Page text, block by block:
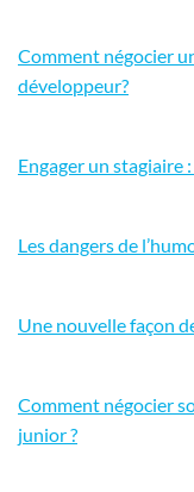
Comment négocier
développeur?
Engager un stagiaire
Les dangers de
Une nouvelle façon
Comment négocier
junior ?